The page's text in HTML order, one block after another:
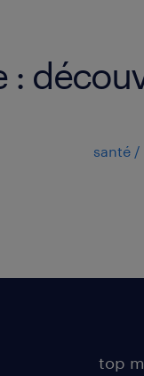
:
santé /
top